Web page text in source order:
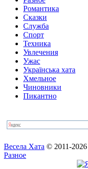
Романтика
Сказки
Служба
Спорт
Техника
Увлечения
Ужас
Українська хата
Хмельное
Чиновники
Пикантно
Весела Хата © 2011-2026
Разное